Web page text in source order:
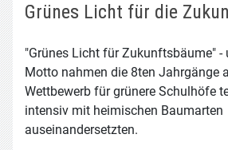
Grünes Licht für die
"Grünes Licht für Zukunftsbäume" -
Motto nahmen die 8ten Jahrgänge
Wettbewerb für grünere Schulhöfe
intensiv mit heimischen Baumarten
auseinandersetzten.